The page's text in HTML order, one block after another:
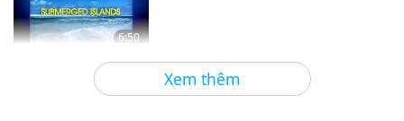
Xem thêm
6:50
2019-09-16 7468